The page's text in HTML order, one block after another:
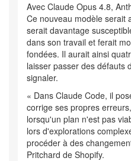
Avec Claude Opus 4.8,
Ce nouveau modèle serait
serait davantage
dans son travail et ferait
fondées. Il aurait ainsi
laisser passer des défauts
signaler.
« Dans Claude Code, il
corrige ses propres
lorsqu'un plan n'est pas
lors d'explorations
procéder à des
Pritchard de Shopify.